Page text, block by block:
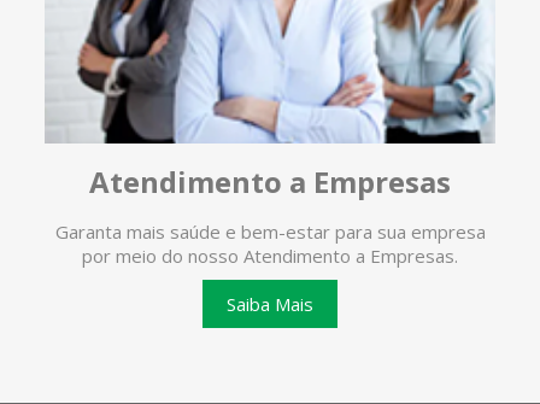
Atendimento a Empresas
Garanta mais saúde e bem-estar para sua empresa
por meio do nosso Atendimento a Empresas.
Saiba Mais